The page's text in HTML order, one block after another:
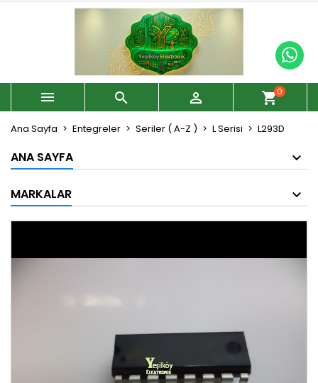
   shopping_cart0
Ana Sayfa Entegreler Seriler ( A-Z ) L Serisi L293D
ANA SAYFA
MARKALAR